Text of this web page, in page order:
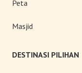
Peta
Masjid
DESTINASI PILIHAN